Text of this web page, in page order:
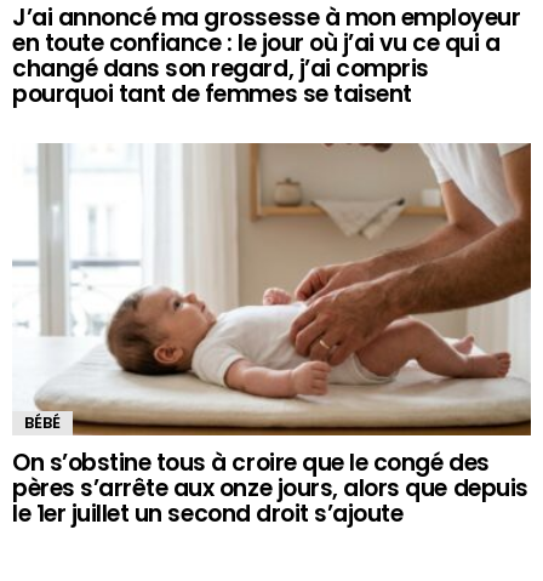
J’ai annoncé ma grossesse à mon employeur
en toute confiance : le jour où j’ai vu ce qui a
changé dans son regard, j’ai compris
pourquoi tant de femmes se taisent
BÉBÉ
On s’obstine tous à croire que le congé des
pères s’arrête aux onze jours, alors que depuis
le 1er juillet un second droit s’ajoute